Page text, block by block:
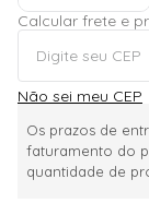
Calcular frete e
Não sei meu CEP
Os prazos de
faturamento do
quantidade de